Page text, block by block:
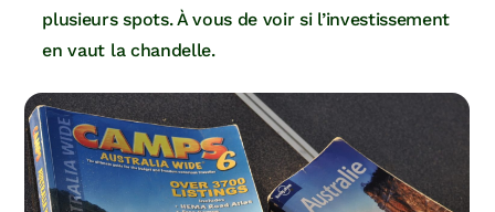
plusieurs spots. À vous de voir si l’investissement
en vaut la chandelle.